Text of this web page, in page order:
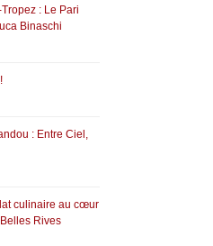
: Le Pari
Binaschi
: Entre Ciel,
culinaire au cœur
Rives